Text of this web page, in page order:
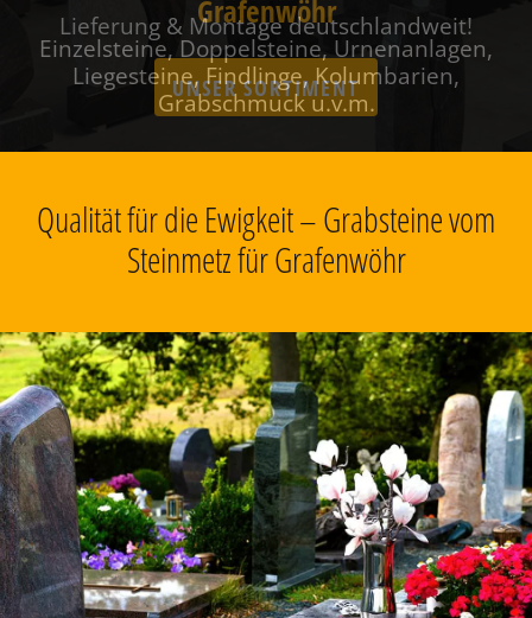
Grafenwöhr
Einzelsteine, Doppelsteine, Urnenanlagen,
Liegesteine, Findlinge, Kolumbarien,
Grabschmuck u.v.m.
Qualität für die Ewigkeit – Grabsteine vom
Steinmetz für Grafenwöhr